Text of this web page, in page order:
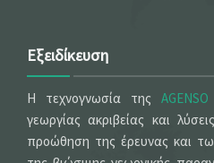
Εξειδίκευση
Η τεχνογνωσία της AGENSO
γεωργίας ακριβείας και
προώθηση της έρευνας και